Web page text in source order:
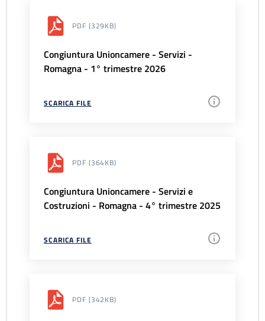
PDF (329KB)
Congiuntura Unioncamere - Servizi -
Romagna - 1° trimestre 2026
SCARICA FILE
PDF (364KB)
Congiuntura Unioncamere - Servizi e
Costruzioni - Romagna - 4° trimestre 2025
SCARICA FILE
PDF (342KB)